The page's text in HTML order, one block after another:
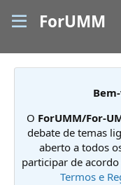
ForUMM
O ForUMM/For-
debate de temas
aberto a todos
participar de
Termos e